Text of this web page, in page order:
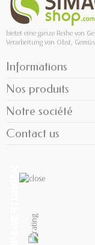
bietet eine ganze Reihe von
Verarbeitung von Obst,
Informations
Nos produits
Notre société
Contact us